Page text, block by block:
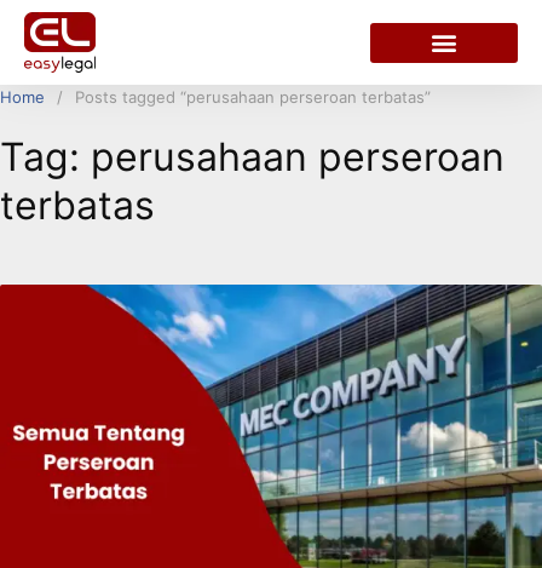
Home Posts tagged “perusahaan perseroan terbatas”
Tag: perusahaan perseroan
terbatas